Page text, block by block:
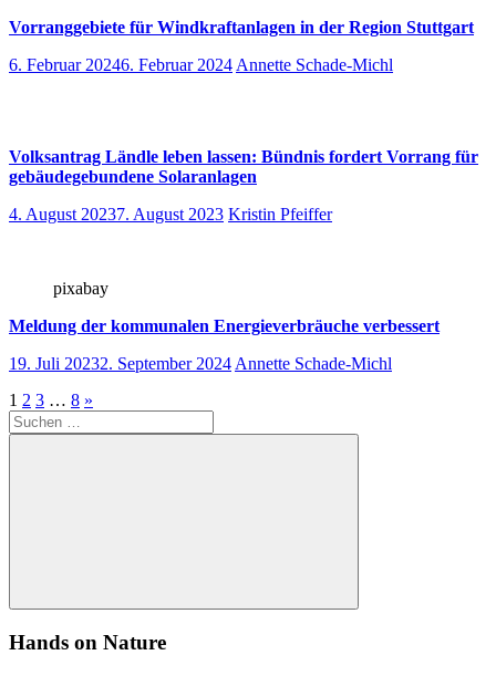
Vorranggebiete für Windkraftanlagen in der Region Stuttgart
6. Februar 20246. Februar 2024 Annette Schade-Michl
Volksantrag Ländle leben lassen: Bündnis fordert Vorrang für
gebäudegebundene Solaranlagen
4. August 20237. August 2023 Kristin Pfeiffer
pixabay
Meldung der kommunalen Energieverbräuche verbessert
19. Juli 20232. September 2024 Annette Schade-Michl
Seitennummerierung
der
1 2 3 … 8 Nächste
»
Suchen
nach:
Suchen
Hands on Nature